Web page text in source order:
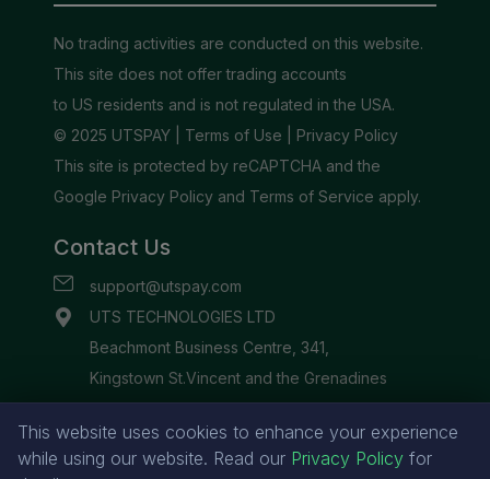
This website uses cookies to enhance your experience
while using our website. Read our Privacy Policy for